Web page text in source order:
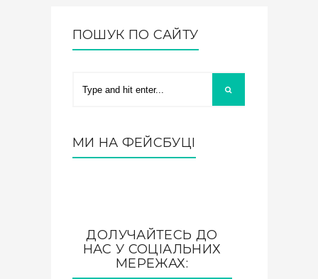
ПОШУК ПО САЙТУ
МИ НА ФЕЙСБУЦІ
ДОЛУЧАЙТЕСЬ ДО
НАС У СОЦІАЛЬНИХ
МЕРЕЖАХ: